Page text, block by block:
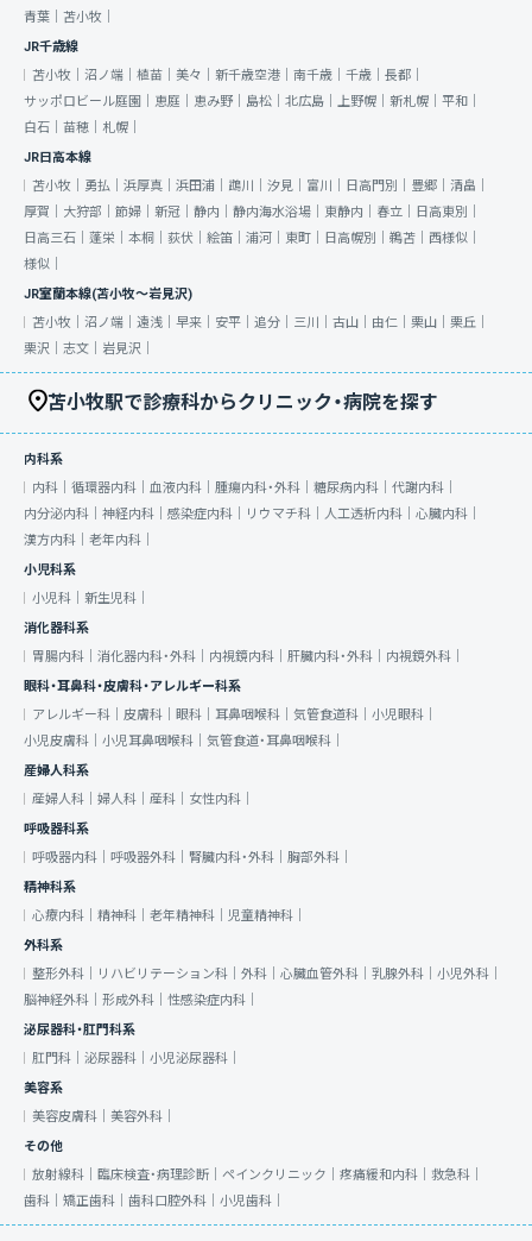
青葉｜ 苫小牧｜
JR千歳線
苫小牧｜ 沼ノ端｜ 植苗｜ 美々｜ 新千歳空港｜ 南千歳｜ 千歳｜ 長都｜
サッポロビール庭園｜ 恵庭｜ 恵み野｜ 島松｜ 北広島｜ 上野幌｜ 新札幌｜ 平和｜
白石｜ 苗穂｜ 札幌｜
JR日高本線
苫小牧｜ 勇払｜ 浜厚真｜ 浜田浦｜ 鵡川｜ 汐見｜ 富川｜ 日高門別｜ 豊郷｜ 清畠｜
厚賀｜ 大狩部｜ 節婦｜ 新冠｜ 静内｜ 静内海水浴場｜ 東静内｜ 春立｜
日高東別｜
日高三石｜ 蓬栄｜ 本桐｜ 荻伏｜ 絵笛｜ 浦河｜ 東町｜ 日高幌別｜ 鵜苫｜ 西様似｜
様似｜
JR室蘭本線(苫小牧～岩見沢)
苫小牧｜ 沼ノ端｜ 遠浅｜ 早来｜ 安平｜ 追分｜ 三川｜ 古山｜ 由仁｜ 栗山｜ 栗丘｜
栗沢｜ 志文｜ 岩見沢｜
苫小牧駅で診療科からクリニック・病院を探す
内科系
内科｜ 循環器内科｜ 血液内科｜ 腫瘍内科・外科｜ 糖尿病内科｜ 代謝内科｜
内分泌内科｜ 神経内科｜ 感染症内科｜ リウマチ科｜ 人工透析内科｜ 心臓内科｜
漢方内科｜ 老年内科｜
小児科系
小児科｜ 新生児科｜
消化器科系
胃腸内科｜ 消化器内科・外科｜ 内視鏡内科｜ 肝臓内科・外科｜ 内視鏡外科｜
眼科・耳鼻科・皮膚科・アレルギー科系
アレルギー科｜ 皮膚科｜ 眼科｜ 耳鼻咽喉科｜ 気管食道科｜ 小児眼科｜
小児皮膚科｜ 小児耳鼻咽喉科｜ 気管食道・耳鼻咽喉科｜
産婦人科系
産婦人科｜ 婦人科｜ 産科｜ 女性内科｜
呼吸器科系
呼吸器内科｜ 呼吸器外科｜ 腎臓内科・外科｜ 胸部外科｜
精神科系
心療内科｜ 精神科｜ 老年精神科｜ 児童精神科｜
外科系
整形外科｜
リハビリテーション科｜ 外科｜ 心臓血管外科｜ 乳腺外科｜ 小児外科｜
脳神経外科｜ 形成外科｜ 性感染症内科｜
泌尿器科・肛門科系
肛門科｜ 泌尿器科｜ 小児泌尿器科｜
美容系
美容皮膚科｜ 美容外科｜
その他
放射線科｜ 臨床検査・病理診断｜ ペインクリニック｜ 疼痛緩和内科｜ 救急科｜
歯科｜ 矯正歯科｜ 歯科口腔外科｜ 小児歯科｜